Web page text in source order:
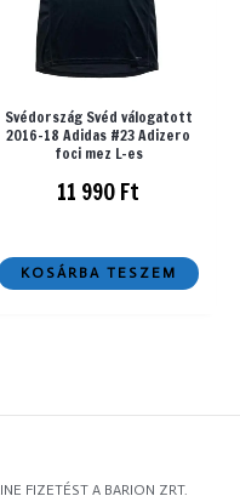
Svédország Svéd válogatott
2016-18 Adidas #23 Adizero
foci mez L-es
11 990Ft
KOSÁRBA TESZEM
FIZETÉST A BARION ZRT.